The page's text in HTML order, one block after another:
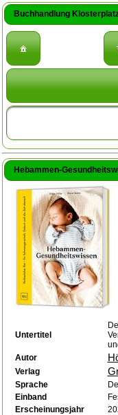
Buchhandlung
Hebammen-
Untertitel
Autor
Verlag
Sprache
Einband
Erscheinungsjahr